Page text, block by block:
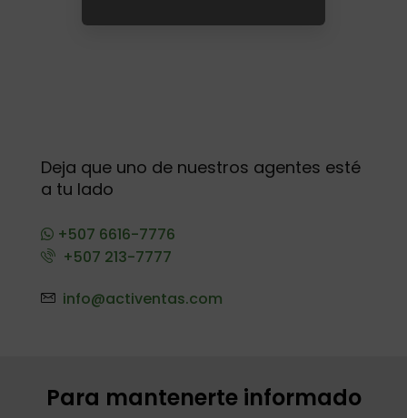
Deja que uno de nuestros agentes esté
a tu lado
+507 6616-7776
+507 213-7777
info@activentas.com
Para mantenerte informado